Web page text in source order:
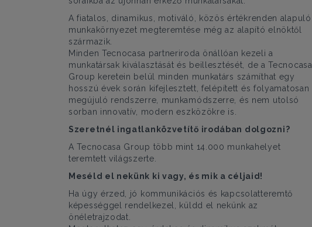
A fiatalos, dinamikus, motiváló, közös értékrenden alapuló
munkakörnyezet megteremtése még az alapító elnöktől
származik.
Minden Tecnocasa partneriroda önállóan kezeli a
munkatársak kiválasztását és beillesztését, de a Tecnocasa
Group keretein belül minden munkatárs számíthat egy
hosszú évek során kifejlesztett, felépített és folyamatosan
megújuló rendszerre, munkamódszerre, és nem utolsó
sorban innovatív, modern eszközökre is.
Szeretnél ingatlanközvetítő irodában dolgozni?
A Tecnocasa Group több mint 14.000 munkahelyet
teremtett világszerte.
Meséld el nekünk ki vagy, és mik a céljaid!
Ha úgy érzed, jó kommunikációs és kapcsolatteremtő
képességgel rendelkezel, küldd el nekünk az
önéletrajzodat.